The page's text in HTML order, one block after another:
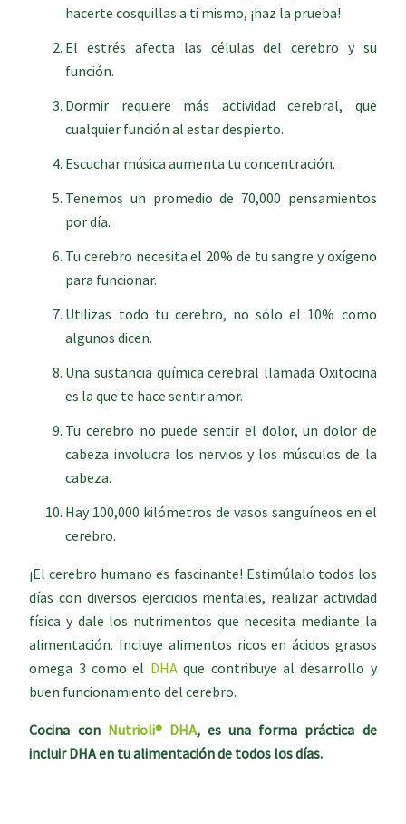
hacerte cosquillas a ti mismo, ¡haz la prueba!
El estrés afecta las células del cerebro y su
función.
Dormir requiere más actividad cerebral, que
cualquier función al estar despierto.
Escuchar música aumenta tu concentración.
Tenemos un promedio de 70,000 pensamientos
por día.
Tu cerebro necesita el 20% de tu sangre y oxígeno
para funcionar.
Utilizas todo tu cerebro, no sólo el 10% como
algunos dicen.
Una sustancia química cerebral llamada Oxitocina
es la que te hace sentir amor.
Tu cerebro no puede sentir el dolor, un dolor de
cabeza involucra los nervios y los músculos de la
cabeza.
Hay 100,000 kilómetros de vasos sanguíneos en el
cerebro.
¡El cerebro humano es fascinante! Estimúlalo todos los
días con diversos ejercicios mentales, realizar actividad
física y dale los nutrimentos que necesita mediante la
alimentación. Incluye alimentos ricos en ácidos grasos
omega 3 como el DHAque contribuye al desarrollo y
buen funcionamiento del cerebro.
Cocina con Nutrioli® DHA, es una forma práctica de
incluir DHA en tu alimentación de todos los días.